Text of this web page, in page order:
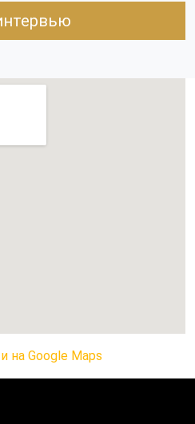
на Google Maps